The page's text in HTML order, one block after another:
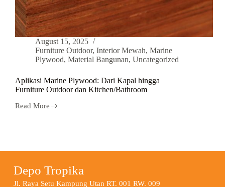
August 15, 2025
Furniture Outdoor, Interior Mewah, Marine
Plywood, Material Bangunan, Uncategorized
Aplikasi Marine Plywood: Dari Kapal hingga
Furniture Outdoor dan Kitchen/Bathroom
Read More
Depo Tropika
Jl. Raya Setu Kampung Utan RT. 001 RW. 009